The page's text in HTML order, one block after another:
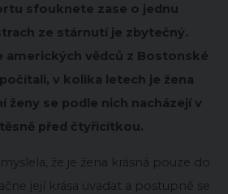
sfouknete zase o jednu
ze stárnutí je zbytečný.
amerických vědců z Bostonské
v kolika letech je žena
ženy se podle nich nacházejí v
před čtyřicítkou.
že je žena krásná pouze do
její krása uvadat a postupně se